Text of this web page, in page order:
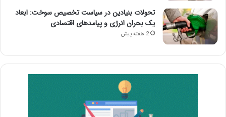
تحولات بنیادین در سیاست تخصیص سوخت: ابعاد
یک بحران انرژی و پیامدهای اقتصادی
2 هفته پیش